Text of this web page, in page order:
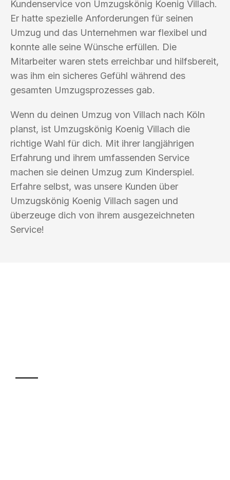
Kundenservice von Umzugskönig Koenig Villach.
Er hatte spezielle Anforderungen für seinen
Umzug und das Unternehmen war flexibel und
konnte alle seine Wünsche erfüllen. Die
Mitarbeiter waren stets erreichbar und hilfsbereit,
was ihm ein sicheres Gefühl während des
gesamten Umzugsprozesses gab.
Wenn du deinen Umzug von Villach nach Köln
planst, ist Umzugskönig Koenig Villach die
richtige Wahl für dich. Mit ihrer langjährigen
Erfahrung und ihrem umfassenden Service
machen sie deinen Umzug zum Kinderspiel.
Erfahre selbst, was unsere Kunden über
Umzugskönig Koenig Villach sagen und
überzeuge dich von ihrem ausgezeichneten
Service!